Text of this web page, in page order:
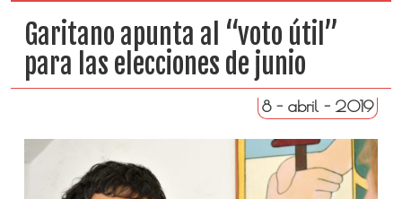
Garitano apunta al “voto útil”
para las elecciones de junio
8 - abril - 2019